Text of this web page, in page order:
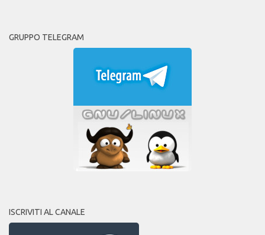
GRUPPO TELEGRAM
ISCRIVITI AL CANALE